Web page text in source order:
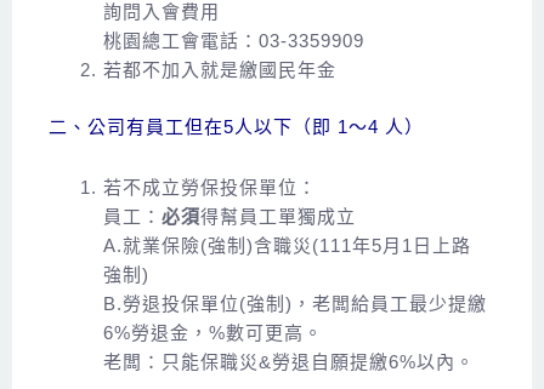
詢問入會費用
桃園總工會電話：03-3359909
若都不加入就是繳國民年金
二、公司有員工但在5人以下（即 1～4 人）
若不成立勞保投保單位：
員工： 必須得幫員工單獨成立
A.就業保險(強制)含職災(111年5月1日上路
強制)
B.勞退投保單位(強制)，老闆給員工最少提繳
6%勞退金，%數可更高。
老闆：只能保職災&勞退自願提繳6%以內。